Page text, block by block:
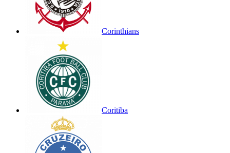
Corinthians
Coritiba